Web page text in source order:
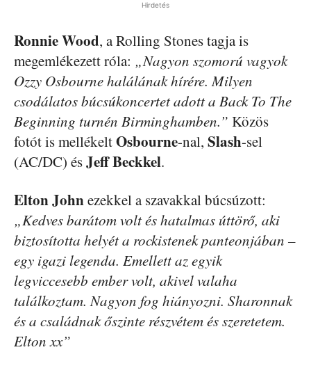
Hirdetés
Ronnie Wood, a Rolling Stones tagja is
megemlékezett róla: „Nagyon szomorú vagyok
Ozzy Osbourne halálának hírére. Milyen
csodálatos búcsúkoncertet adott a Back To The
Beginning turnén Birminghamben.” Közös
fotót is mellékeltOsbourne-nal, Slash-sel
(AC/DC) ésJeff Beckkel.
Elton Johnezekkel a szavakkal búcsúzott:
„Kedves barátom volt és hatalmas úttörő, aki
biztosította helyét a rockistenek panteonjában –
egy igazi legenda. Emellett az egyik
legviccesebb ember volt, akivel valaha
találkoztam. Nagyon fog hiányozni. Sharonnak
és a családnak őszinte részvétem és szeretetem.
Elton xx”